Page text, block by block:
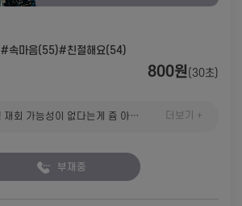
#속마음(55)#친절해요(54)
800원(30초)
상담 감사합니다 ~! 재회 가능성이 없다는게 쥼 아쉽지만 인연이 여기까지라면 어쩔수없죵 더보기 +
부재중